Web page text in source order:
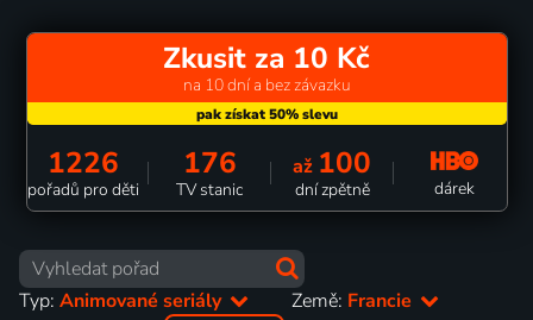
Zkusit za 10 Kč
na 10 dní a bez závazku
1226
pořadů pro děti
176
TV stanic
až 100
dní zpětně dárek
Typ: Animované seriály Země: Francie